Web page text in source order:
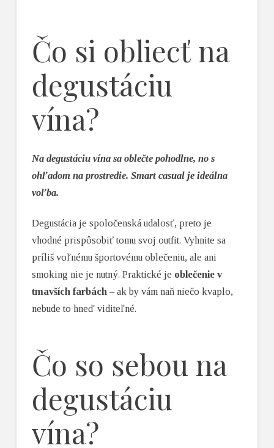
Čo si obliecť na
degustáciu
vína?
Na degustáciu vína sa oblečte pohodlne, no s
ohľadom na prostredie. Smart casual je ideálna
voľba.
Degustácia je spoločenská udalosť, preto je
vhodné prispôsobiť tomu svoj outfit. Vyhnite sa
príliš voľnému športovému oblečeniu, ale ani
smoking nie je nutný. Praktické je oblečenie v
tmavších farbách– ak by vám naň niečo kvaplo,
nebude to hneď viditeľné.
Čo so sebou na
degustáciu
vína?